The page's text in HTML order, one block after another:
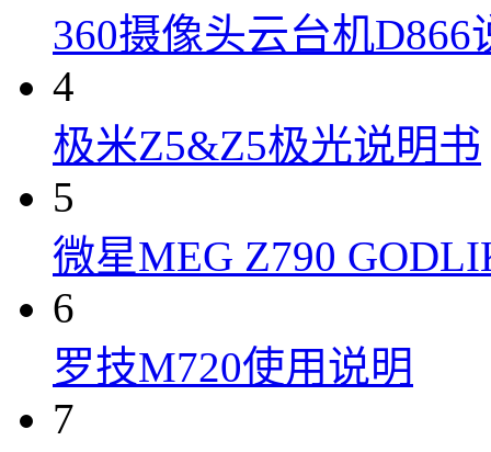
360摄像头云台机D866
4
极米Z5&Z5极光说明书
5
微星MEG Z790
6
罗技M720使用说明
7